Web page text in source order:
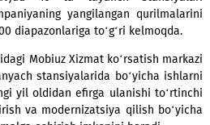
LTE tarmoqlari O‘rtaxovli va
va Katta Do‘rmon (Qorako‘l
va boshqa hududlarga kirib bordi.
oshishini hisobga olgan holda
Jondor, Kogon, Qorako‘l,
mavjud 40 ta tayanch